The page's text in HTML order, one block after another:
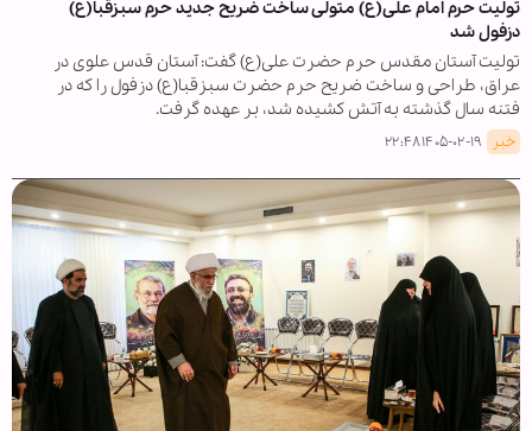
تولیت حرم امام علی(ع) متولی ساخت ضریح جدید حرم سبزقبا(ع)
دزفول شد
تولیت آستان مقدس حرم حضرت علی(ع) گفت: آستان قدس علوی در
عراق، طراحی و ساخت ضریح حرم حضرت سبزقبا(ع) دزفول را که در
فتنه سال گذشته به آتش کشیده شد، بر عهده گرفت.
خبر ۱۴۰۵-۰۲-۱۹ ۲۲:۴۸